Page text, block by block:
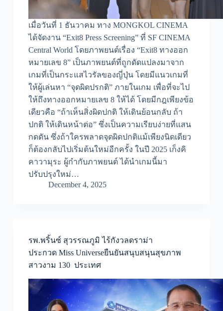
เมื่อวันที่ 1 ธันวาคม ทาง MONGKOL CINEMA
ได้จัดงาน “Exit8 Press Screening” ที่ SF CINEMA
Central World โดยภาพยนต์เรื่อง “Exit8 ทางออก
หมายเลข 8” เป็นภาพยนต์ที่ถูกดัดแปลงมาจาก
เกมที่เป็นกระแสไวรัลของญี่ปุ่น โดยมีแนวเกมที่
ให้ผู้เล่นหา “จุดผิดปรกติ” ภายในเกม เพื่อที่จะไป
ให้ถึงทางออกหมายเลข 8 ให้ได้ โดยมีกฎเพียงข้อ
เดียวคือ “ถ้าเห็นสิ่งผิดปกติ ให้เดินย้อนกลับ ถ้า
ปกติ ให้เดินหน้าต่อ” ซึ่งเป็นความเรียบง่ายที่แสน
กดดัน ซึ่งถ้าใครพลาดจุดผิดปกติแม้เพียงนิดเดียว
ก็ต้องกลับไปเริ่มต้นใหม่อีกครั้ง ในปี 2025 เก็งคิ
คาวามุระ ผู้กำกับภาพยนต์ ได้นำเกมนี้มา
ปรับปรุงใหม่…
December 4, 2025
รพ.พริ้นซ์ สุวรรณภูมิ ไร้กังวลดราม่า
ประกวด Miss Universeยืนยันสนุบสนุนสุขภาพ
สาวงาม 130 ประเทศ